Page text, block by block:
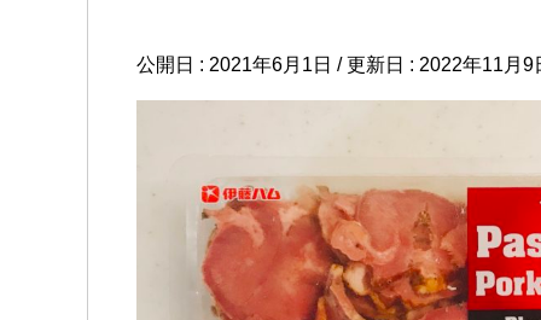
公開日 : 2021年6月1日 / 更新日 : 2022年11月9